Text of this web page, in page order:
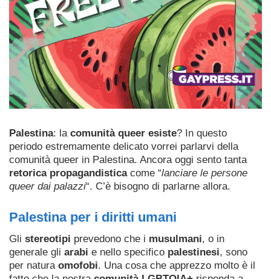
Palestina: la comunità queer esiste? In questo
periodo estremamente delicato vorrei parlarvi della
comunità queer in Palestina. Ancora oggi sento tanta
retorica propagandisticacome “lanciare le persone
queer dai palazzi“. C’è bisogno di parlarne allora.
Palestina per i diritti umani
Gli stereotipi prevedono che i musulmani, o in
generale gli arabi e nello specifico palestinesi, sono
per natura omofobi. Una cosa che apprezzo molto è il